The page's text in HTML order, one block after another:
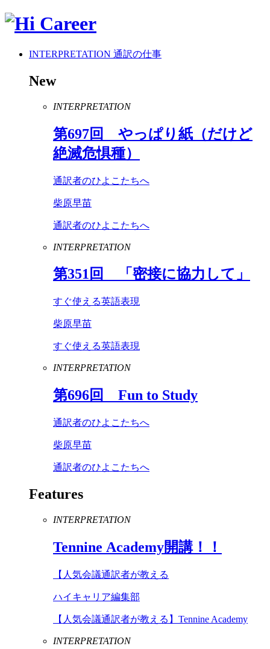
INTERPRETATION 通訳の仕事
New
INTERPRETATION
第697回 やっぱり紙（だけど
絶滅危惧種）
通訳者のひよこたちへ
柴原早苗
通訳者のひよこたちへ
INTERPRETATION
第351回 「密接に協力して」
すぐ使える英語表現
柴原早苗
すぐ使える英語表現
INTERPRETATION
第696回 Fun to Study
通訳者のひよこたちへ
柴原早苗
通訳者のひよこたちへ
Features
INTERPRETATION
Tennine Academy開講！！
【人気会議通訳者が教える
ハイキャリア編集部
【人気会議通訳者が教える】Tennine Academy
INTERPRETATION